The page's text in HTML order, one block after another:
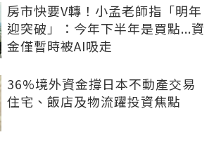
房市快要V轉！小孟老師指「明年
迎突破」：今年下半年是買點...資
金僅暫時被AI吸走
36%境外資金撐日本不動產交易
住宅、飯店及物流躍投資焦點